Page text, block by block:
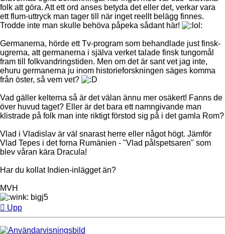
folk att göra. Att ett ord anses betyda det eller det, verkar vara
ett flum-uttryck man tager till när inget reellt belägg finnes.
Trodde inte man skulle behöva påpeka sådant här!
Germanerna, hörde ett Tv-program som behandlade just finsk-
ugrerna, att germanerna i själva verket talade finsk tungomål
fram till folkvandringstiden. Men om det är sant vet jag inte,
ehuru germanerna ju inom historieforskningen säges komma
från öster, så vem vet?
Vad gäller kelterna så är det välan ännu mer osäkert! Fanns de
över huvud taget? Eller är det bara ett namngivande man
klistrade på folk man inte riktigt förstod sig på i det gamla Rom?
Vlad i Vladislav är väl snarast herre eller något högt. Jämför
Vlad Tepes i det forna Rumänien - "Vlad pålspetsaren" som
blev våran kära Dracula!
Har du kollat Indien-inlägget än?
MVH
bigj5
Upp